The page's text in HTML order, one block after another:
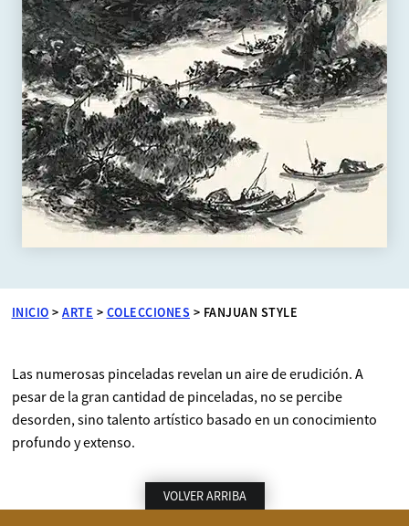
INICIO > ARTE > COLECCIONES > FANJUAN STYLE
Las numerosas pinceladas revelan un aire de erudición. A
pesar de la gran cantidad de pinceladas, no se percibe
desorden, sino talento artístico basado en un conocimiento
profundo y extenso.
VOLVER ARRIBA